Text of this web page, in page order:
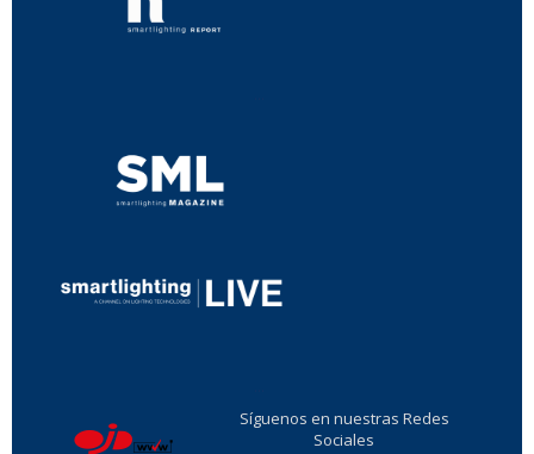
Síguenos en nuestras Redes
Sociales